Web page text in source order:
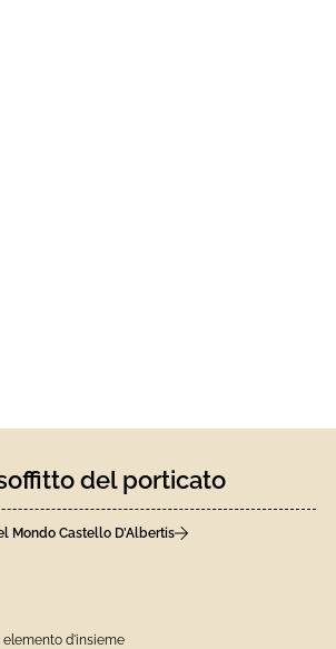
del porticato
Mondo Castello D’Albertis
elemento d'insieme